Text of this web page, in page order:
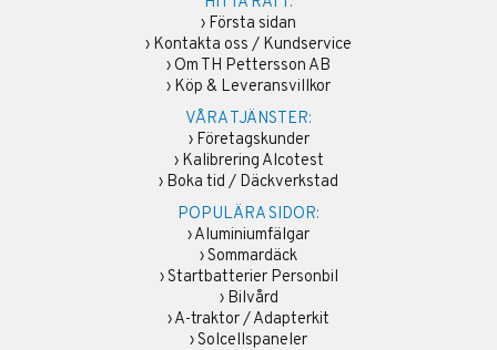
› Första sidan
› Kontakta oss / Kundservice
› Om TH Pettersson AB
› Köp & Leveransvillkor
VÅRA TJÄNSTER:
› Företagskunder
› Kalibrering Alcotest
› Boka tid / Däckverkstad
POPULÄRA SIDOR:
›Aluminiumfälgar
›Sommardäck
›Startbatterier Personbil
› Bilvård
›A-traktor / Adapterkit
›Solcellspaneler